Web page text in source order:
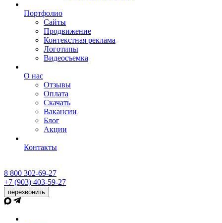
Портфолио
Сайты
Продвижение
Контекстная реклама
Логотипы
Видеосъемка
О нас
Отзывы
Оплата
Скачать
Вакансии
Блог
Акции
Контакты
8 800 302-69-27
+7 (903) 403-59-27
перезвонить